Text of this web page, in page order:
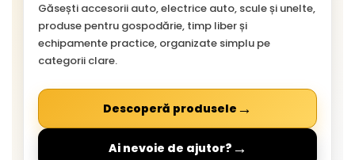
Găsești accesorii auto, electrice auto, scule și unelte,
produse pentru gospodărie, timp liber și
echipamente practice, organizate simplu pe
categorii clare.
Descoperă produsele →
Ai nevoie de ajutor? →